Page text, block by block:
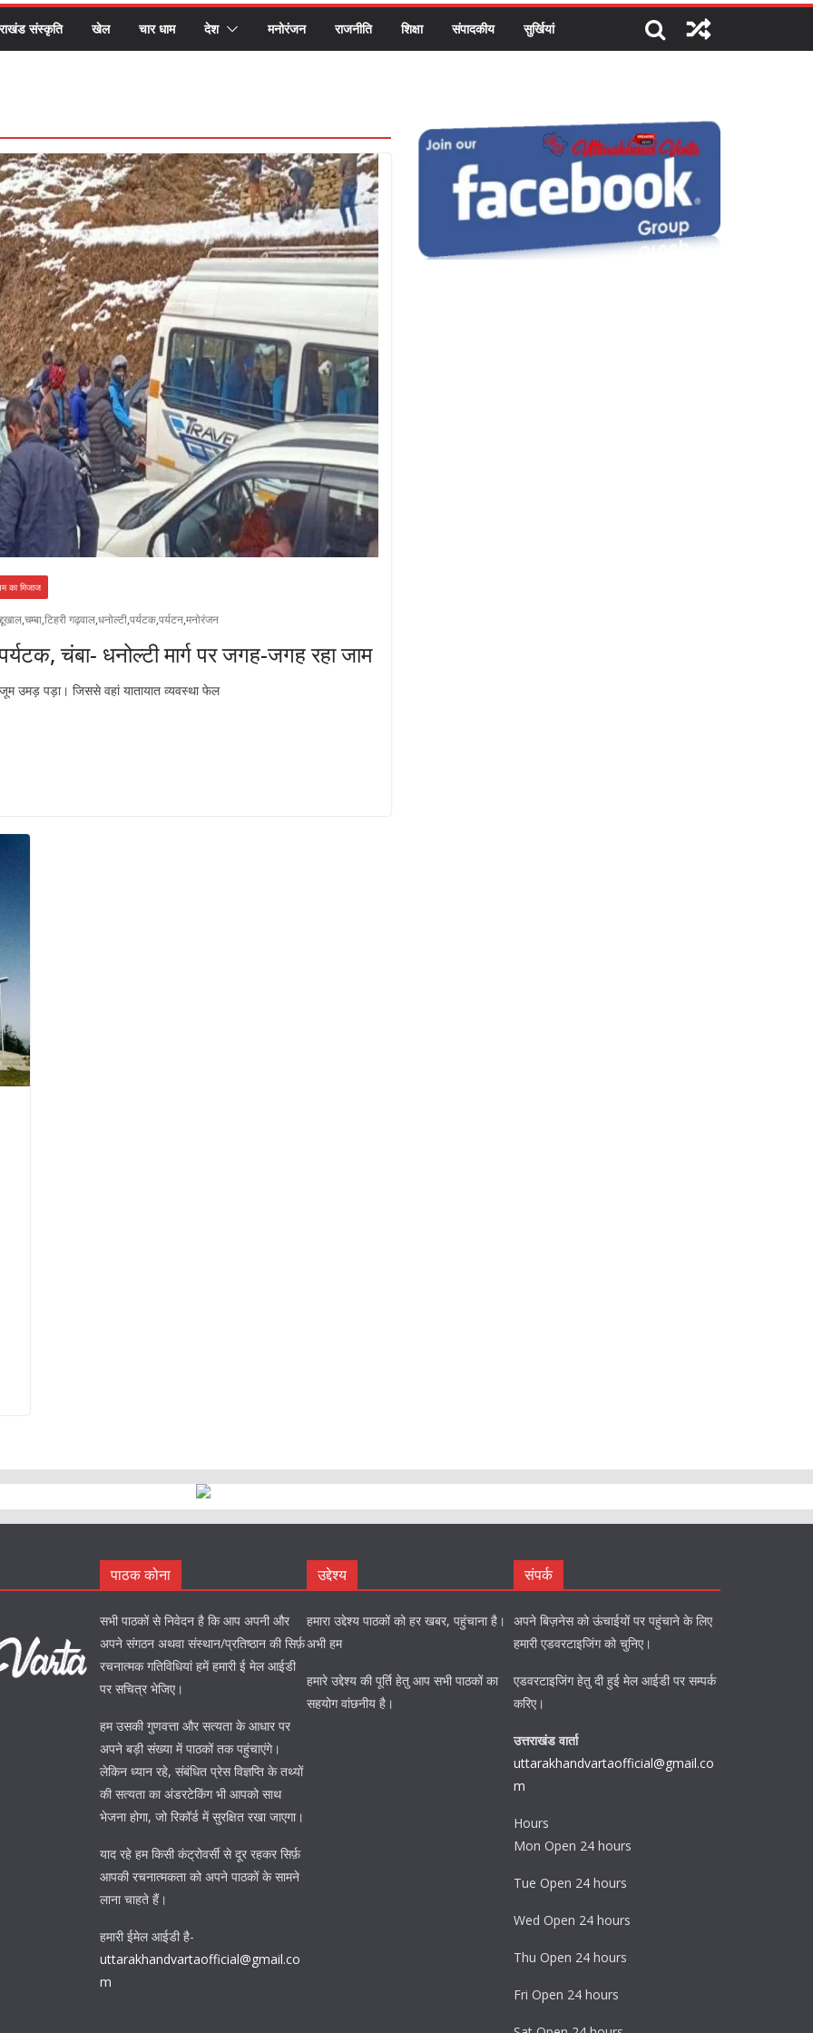
संस्कृति खेल चार धाम देश मनोरंजन राजनीति शिक्षा संपादकीय सुर्खियां
का मिजाज
,चम्बा,टिहरी गढ़वाल,धनोल्टी,पर्यटक,पर्यटन,मनोरंजन
चंबा- धनोल्टी मार्ग पर जगह-जगह रहा जाम
उमड़ पड़ा। जिससे वहां यातायात व्यवस्था फेल
पाठक कोना
सभी पाठकों से निवेदन है कि आप अपनी और
अपने संगठन अथवा संस्थान/प्रतिष्ठान की सिर्फ़
रचनात्मक गतिविधियां हमें हमारी ई मेल आईडी
पर सचित्र भेजिए।
हम उसकी गुणवत्ता और सत्यता के आधार पर
अपने बड़ी संख्या में पाठकों तक पहुंचाएंगे।
लेकिन ध्यान रहे, संबंधित प्रेस विज्ञप्ति के तथ्यों
की सत्यता का अंडरटेकिंग भी आपको साथ
भेजना होगा, जो रिकॉर्ड में सुरक्षित रखा जाएगा।
याद रहे हम किसी कंट्रोवर्सी से दूर रहकर सिर्फ़
आपकी रचनात्मकता को अपने पाठकों के सामने
लाना चाहते हैं।
हमारी ईमेल आईडी है-
uttarakhandvartaofficial@gmail.co
m
उद्देश्य
हमारा उद्देश्य पाठकों को हर खबर, पहुंचाना है।
अभी हम
हमारे उद्देश्य की पूर्ति हेतु आप सभी पाठकों का
सहयोग वांछनीय है।
संपर्क
अपने बिज़नेस को ऊंचाईयों पर पहुंचाने के लिए
हमारी एडवरटाइजिंग को चुनिए।
एडवरटाइजिंग हेतु दी हुई मेल आईडी पर सम्पर्क
करिए।
उत्तराखंड वार्ता
uttarakhandvartaofficial@gmail.co
m
Hours
Mon Open 24 hours
Tue Open 24 hours
Wed Open 24 hours
Thu Open 24 hours
Fri Open 24 hours